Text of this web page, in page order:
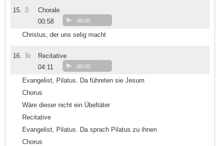
15. 15
Chorale
00:58
00:00
Christus, der uns selig macht
16. 16a
Recitative
04:11
00:00
Evangelist, Pilatus. Da führeten sie Jesum
Chorus
Wäre dieser nicht ein Übeltäter
Recitative
Evangelist, Pilatus. Da sprach Pilatus zu ihnen
Chorus